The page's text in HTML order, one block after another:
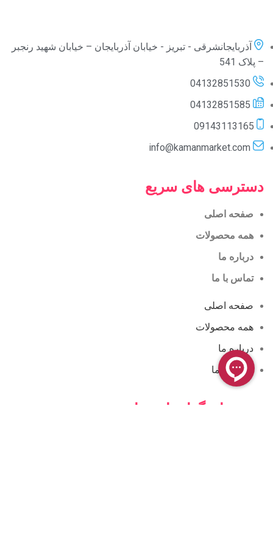
آذربایجانشرقی - تبریز - خیابان آذربایجان – خیابان شهید رنجبر
– پلاک 541
04132851530
04132851585
09143113165
info@kamanmarket.com
دسترسی های سریع
صفحه اصلی
همه محصولات
درباره ما
تماس با ما
صفحه اصلی
همه محصولات
درباره ما
تماس با ما
مجوزها و گواهینامه ها